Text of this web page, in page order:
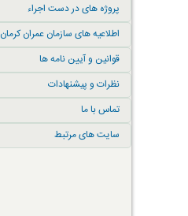
پروژه های در دست اجراء
اطلاعیه های سازمان عمران کرمان
قوانین و آیین نامه ها
نظرات و پیشنهادات
تماس با ما
سایت های مرتبط